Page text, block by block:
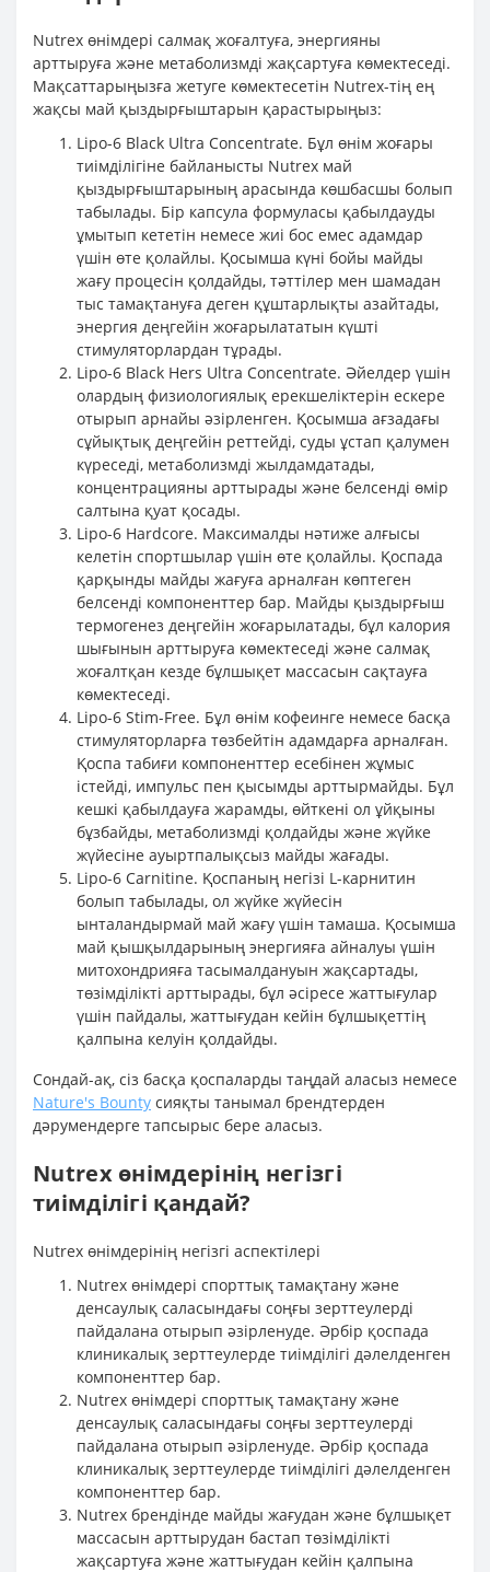
Nutrex өнімдері салмақ жоғалтуға, энергияны
арттыруға және метаболизмді жақсартуға көмектеседі.
Мақсаттарыңызға жетуге көмектесетін Nutrex-тің ең
жақсы май қыздырғыштарын қарастырыңыз:
Lipo-6 Black Ultra Concentrate. Бұл өнім жоғары
тиімділігіне байланысты Nutrex май
қыздырғыштарының арасында көшбасшы болып
табылады. Бір капсула формуласы қабылдауды
ұмытып кететін немесе жиі бос емес адамдар
үшін өте қолайлы. Қосымша күні бойы майды
жағу процесін қолдайды, тәттілер мен шамадан
тыс тамақтануға деген құштарлықты азайтады,
энергия деңгейін жоғарылататын күшті
стимуляторлардан тұрады.
Lipo-6 Black Hers Ultra Concentrate. Әйелдер үшін
олардың физиологиялық ерекшеліктерін ескере
отырып арнайы әзірленген. Қосымша ағзадағы
сұйықтық деңгейін реттейді, суды ұстап қалумен
күреседі, метаболизмді жылдамдатады,
концентрацияны арттырады және белсенді өмір
салтына қуат қосады.
Lipo-6 Hardcore. Максималды нәтиже алғысы
келетін спортшылар үшін өте қолайлы. Қоспада
қарқынды майды жағуға арналған көптеген
белсенді компоненттер бар. Майды қыздырғыш
термогенез деңгейін жоғарылатады, бұл калория
шығынын арттыруға көмектеседі және салмақ
жоғалтқан кезде бұлшықет массасын сақтауға
көмектеседі.
Lipo-6 Stim-Free. Бұл өнім кофеинге немесе басқа
стимуляторларға төзбейтін адамдарға арналған.
Қоспа табиғи компоненттер есебінен жұмыс
істейді, импульс пен қысымды арттырмайды. Бұл
кешкі қабылдауға жарамды, өйткені ол ұйқыны
бұзбайды, метаболизмді қолдайды және жүйке
жүйесіне ауыртпалықсыз майды жағады.
Lipo-6 Carnitine. Қоспаның негізі L-карнитин
болып табылады, ол жүйке жүйесін
ынталандырмай май жағу үшін тамаша. Қосымша
май қышқылдарының энергияға айналуы үшін
митохондрияға тасымалдануын жақсартады,
төзімділікті арттырады, бұл әсіресе жаттығулар
үшін пайдалы, жаттығудан кейін бұлшықеттің
қалпына келуін қолдайды.
Сондай-ақ, сіз басқа қоспаларды таңдай аласыз немесе
Nature's Bounty сияқты танымал брендтерден
дәрумендерге тапсырыс бере аласыз.
Nutrex өнімдерінің негізгі
тиімділігі қандай?
Nutrex өнімдерінің негізгі аспектілері
Nutrex өнімдері спорттық тамақтану және
денсаулық саласындағы соңғы зерттеулерді
пайдалана отырып әзірленуде. Әрбір қоспада
клиникалық зерттеулерде тиімділігі дәлелденген
компоненттер бар.
Nutrex өнімдері спорттық тамақтану және
денсаулық саласындағы соңғы зерттеулерді
пайдалана отырып әзірленуде. Әрбір қоспада
клиникалық зерттеулерде тиімділігі дәлелденген
компоненттер бар.
Nutrex брендінде майды жағудан және бұлшықет
массасын арттырудан бастап төзімділікті
жақсартуға және жаттығудан кейін қалпына